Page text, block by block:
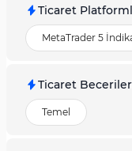
Ticaret
MetaTrader 5
Ticaret
Temel